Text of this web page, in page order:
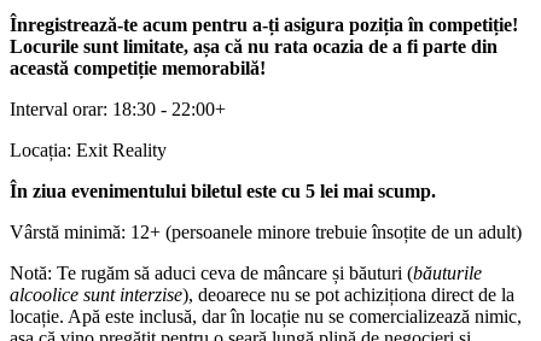
Înregistrează-te acum pentru a-ți asigura poziția în competiție!
Locurile sunt limitate, așa că nu rata ocazia de a fi parte din
această competiție memorabilă!
Interval orar: 18:30 - 22:00+
Locația: Exit Reality
În ziua evenimentului biletul este cu 5 lei mai scump.
Vârstă minimă: 12+ (persoanele minore trebuie însoțite de un adult)
Notă: Te rugăm să aduci ceva de mâncare și băuturi (băuturile
alcoolice sunt interzise), deoarece nu se pot achiziționa direct de la
locație. Apă este inclusă, dar în locație nu se comercializează nimic,